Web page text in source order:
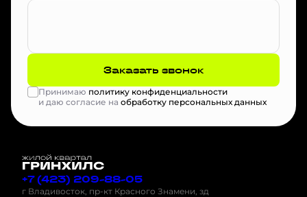
Заказать звонок
Принимаю политику конфиденциальности
и даю согласие на обработку персональных данных
+7 (423) 209-88-05
г Владивосток, пр-кт Красного Знамени, зд